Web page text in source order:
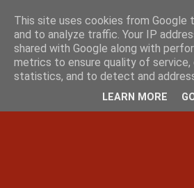
This site uses cookies from Google
and to analyze traffic. Your IP
shared with Google along with
metrics to ensure quality of service,
statistics, and to detect and
LEARN MORE